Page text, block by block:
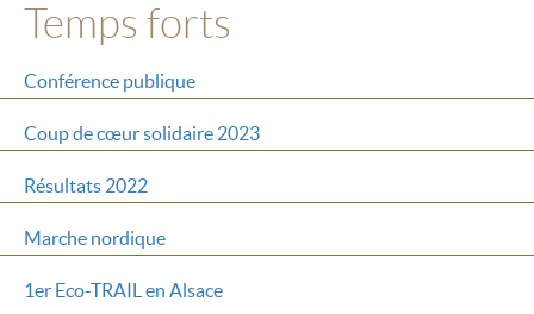
Temps forts
Conférence publique
Coup de cœur solidaire 2023
Résultats 2022
Marche nordique
1er Eco-TRAIL en Alsace